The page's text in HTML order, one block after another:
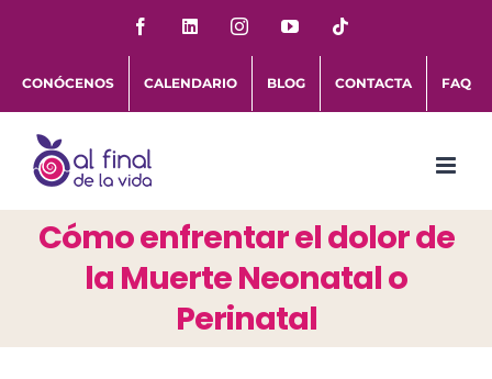
contenido
FacebookLinkedInInstagramYouTube
CONÓCENOS CALENDARIO BLOG CONTACTA FAQ
Cómo enfrentar el dolor de
la Muerte Neonatal o
Perinatal